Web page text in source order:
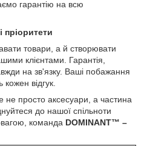
гарантію на всю
пріоритети
товари, а й створювати
клієнтами. Гарантія,
на зв'язку. Ваші побажання
кожен відгук.
не просто аксесуари, а частина
до нашої спільноти
команда DOMINANT™ –